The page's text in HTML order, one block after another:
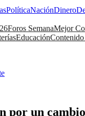
PolíticaNaciónDinero
Foros SemanaMejor
Educación
por un